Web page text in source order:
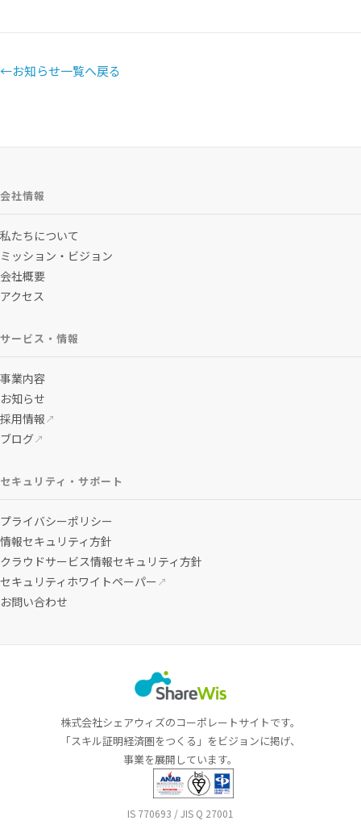
←お知らせ一覧へ戻る
会社情報
私たちについて
ミッション・ビジョン
会社概要
アクセス
サービス・情報
事業内容
お知らせ
採用情報 ↗
ブログ↗
セキュリティ・サポート
プライバシーポリシー
情報セキュリティ方針
クラウドサービス情報セキュリティ方針
セキュリティホワイトペーパー ↗
お問い合わせ
株式会社シェアウィズのコーポレートサイトです。
「スキル証明経済圏をつくる」をビジョンに掲げ、
事業を展開しています。
IS 770693 / JIS Q 27001